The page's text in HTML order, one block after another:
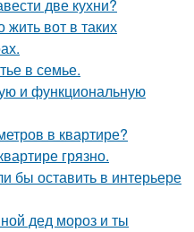
две кухни?
вот в таких
в семье.
и функциональную
в квартире?
грязно.
бы оставить в интерьере
дед мороз и ты